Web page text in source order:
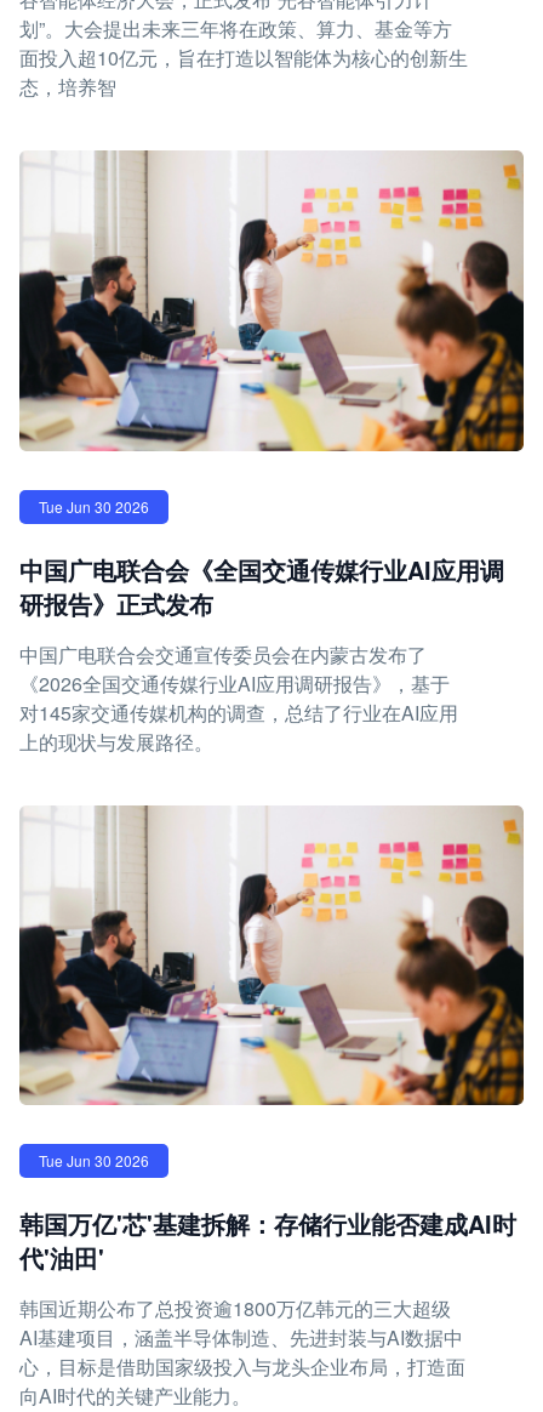
划”。大会提出未来三年将在政策、算力、基金等方
面投入超10亿元，旨在打造以智能体为核心的创新生
态，培养智
Tue Jun 30 2026
中国广电联合会《全国交通传媒行业AI应用调
研报告》正式发布
中国广电联合会交通宣传委员会在内蒙古发布了
《2026全国交通传媒行业AI应用调研报告》，基于
对145家交通传媒机构的调查，总结了行业在AI应用
上的现状与发展路径。
Tue Jun 30 2026
韩国万亿'芯'基建拆解：存储行业能否建成AI时
代'油田'
韩国近期公布了总投资逾1800万亿韩元的三大超级
AI基建项目，涵盖半导体制造、先进封装与AI数据中
心，目标是借助国家级投入与龙头企业布局，打造面
向AI时代的关键产业能力。